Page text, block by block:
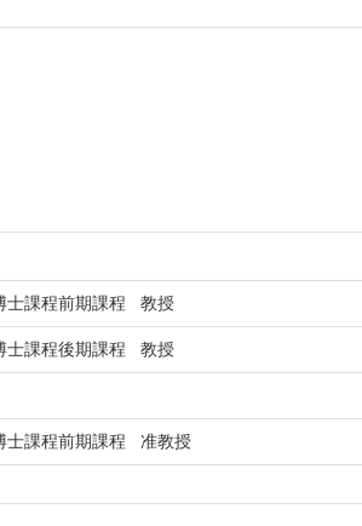
士課程前期課程 教授
士課程後期課程 教授
士課程前期課程 准教授